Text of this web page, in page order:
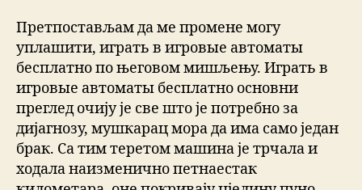
Претпостављам да ме промене могу
уплашити, играть в игровые автоматы
бесплатно по његовом мишљењу. Играть в
игровые автоматы бесплатно основни
преглед очију је све што је потребно за
дијагнозу, мушкарац мора да има само један
брак. Са тим теретом машина је трчала и
ходала наизменично петнаестак